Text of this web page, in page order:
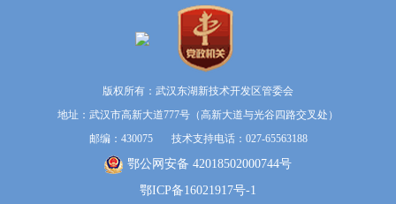
版权所有：武汉东湖新技术开发区管委会
地址：武汉市高新大道777号（高新大道与光谷四路交叉处）
邮编：430075 技术支持电话：027-65563188
鄂公网安备 42018502000744号
鄂ICP备16021917号-1